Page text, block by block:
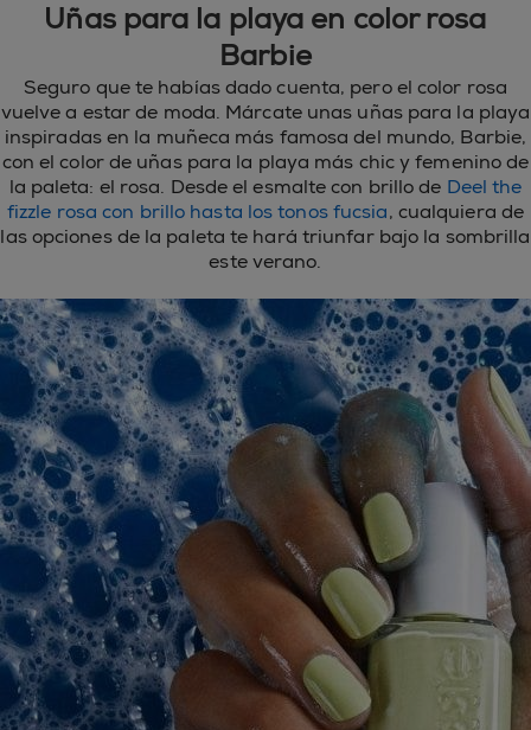
Uñas para la playa en color rosa
Barbie
Seguro que te habías dado cuenta, pero el color rosa
vuelve a estar de moda. Márcate unas uñas para la playa
inspiradas en la muñeca más famosa del mundo, Barbie,
con el color de uñas para la playa más chic y femenino de
la paleta: el rosa. Desde el esmalte con brillo de Deel the
fizzle rosa con brillo hasta los tonos fucsia, cualquiera de
las opciones de la paleta te hará triunfar bajo la sombrilla
este verano.